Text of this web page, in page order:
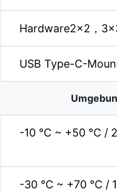
Hardware2x2，
USB Type-C-
-10 °C ~ +50 °C /
-30 °C ~ +70 °C /